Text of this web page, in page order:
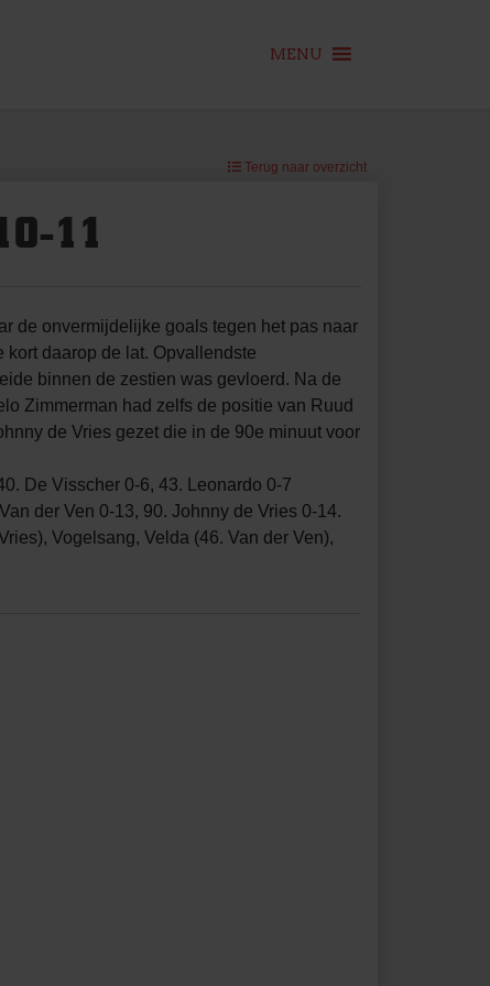
MENU
Terug naar overzicht
11
de onvermijdelijke goals tegen het pas naar
daarop de lat. Opvallendste
binnen de zestien was gevloerd. Na de
Zimmerman had zelfs de positie van Ruud
de Vries gezet die in de 90e minuut voor
De Visscher 0-6, 43. Leonardo 0-7
der Ven 0-13, 90. Johnny de Vries 0-14.
Vogelsang, Velda (46. Van der Ven),